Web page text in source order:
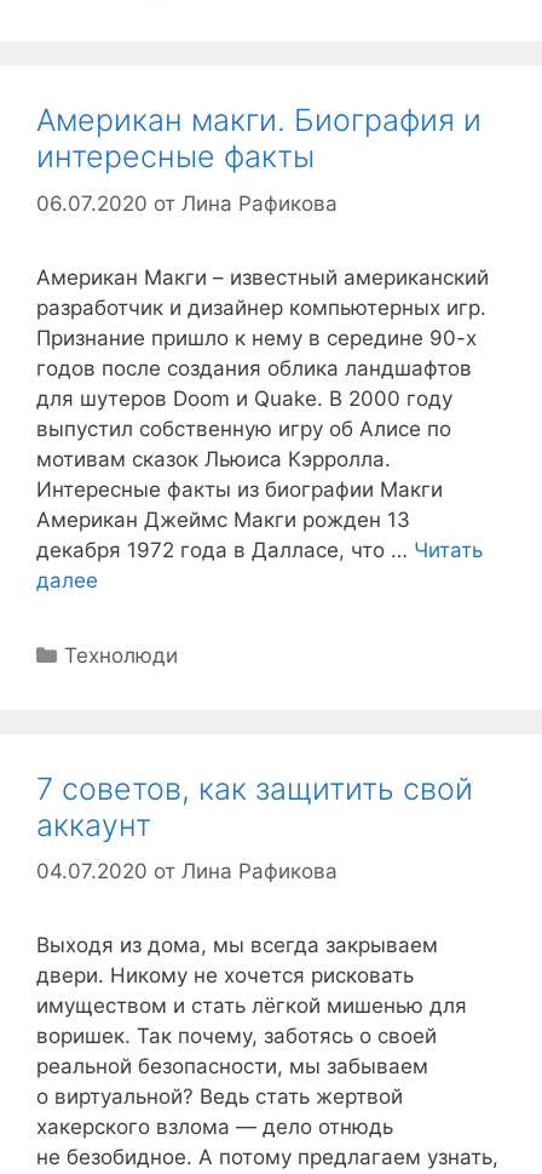
Американ макги. Биография и
интересные факты
06.07.2020 от Лина Рафикова
Американ Макги – известный американский
разработчик и дизайнер компьютерных игр.
Признание пришло к нему в середине 90-х
годов после создания облика ландшафтов
для шутеров Doom и Quake. В 2000 году
выпустил собственную игру об Алисе по
мотивам сказок Льюиса Кэрролла.
Интересные факты из биографии Макги
Американ Джеймс Макги рожден 13
декабря 1972 года в Далласе, что … Читать
далее
Рубрики
Технолюди
7 советов, как защитить свой
аккаунт
04.07.2020 от Лина Рафикова
Выходя из дома, мы всегда закрываем
двери. Никому не хочется рисковать
имуществом и стать лёгкой мишенью для
воришек. Так почему, заботясь о своей
реальной безопасности, мы забываем
о виртуальной? Ведь стать жертвой
хакерского взлома — дело отнюдь
не безобидное. А потому предлагаем узнать,